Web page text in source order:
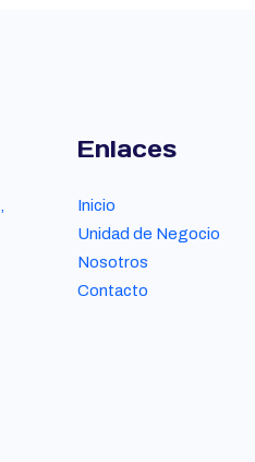
Enlaces
Inicio
Unidad de Negocio
Nosotros
Contacto